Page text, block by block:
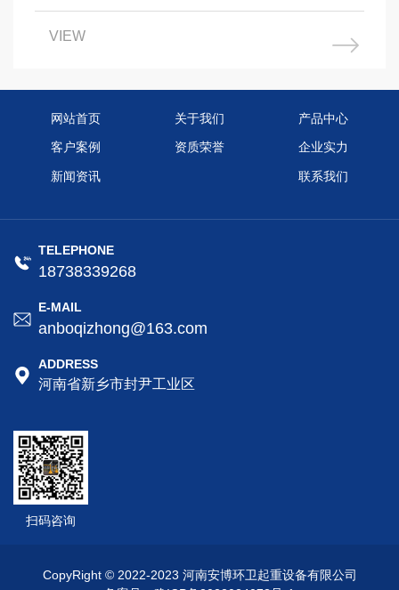
的生产做工非常满意
VIEW
网站首页 关于我们 产品中心
客户案例 资质荣誉 企业实力
新闻资讯 联系我们
TELEPHONE
18738339268
E-MAIL
anboqizhong@163.com
ADDRESS
河南省新乡市封尹工业区
扫码咨询
CopyRight © 2022-2023 河南安博环卫起重设备有限公司